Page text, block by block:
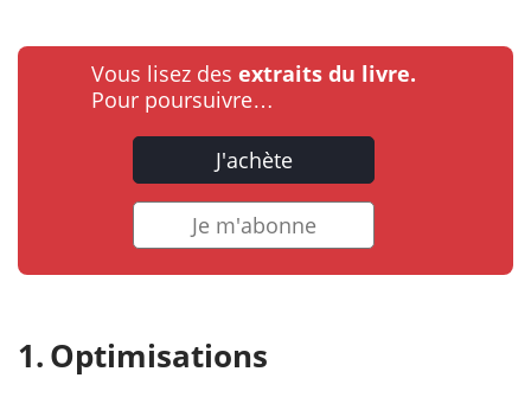
Vous lisez des extraits du livre.
Pour poursuivre…
J'achète
Je m'abonne
Optimisations